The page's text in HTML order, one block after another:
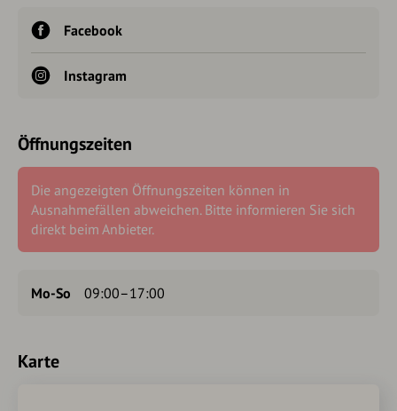
Facebook
Instagram
Öffnungszeiten
Die angezeigten Öffnungszeiten können in
Ausnahmefällen abweichen. Bitte informieren Sie sich
direkt beim Anbieter.
Mo-So 09:00–17:00
Karte